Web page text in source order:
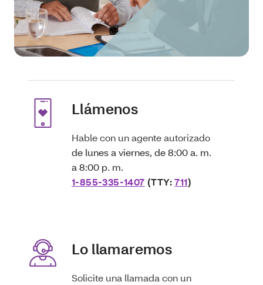
Llámenos
Hable con un agente autorizado
de lunes a viernes, de 8:00 a. m.
a 8:00 p. m.
1-855-335-1407 (TTY:711)
Lo llamaremos
Solicite una llamada con un